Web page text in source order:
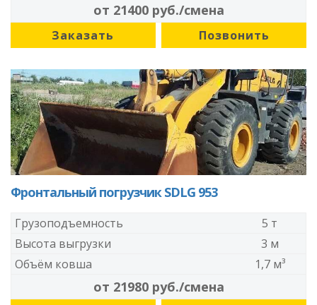
от 21400 руб./смена
Заказать Позвонить
Фронтальный погрузчик SDLG 953
Грузоподъемность
5 т
Высота выгрузки
3 м
Объём ковша
1,7 м³
от 21980 руб./смена